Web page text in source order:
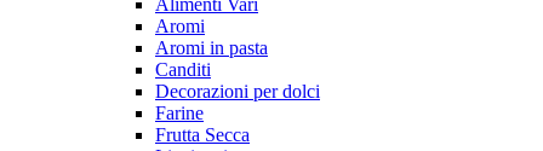
Alimenti Vari
Aromi
Aromi in pasta
Canditi
Decorazioni per dolci
Farine
Frutta Secca